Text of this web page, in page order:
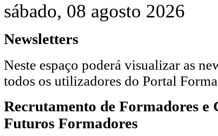
sábado, 08 agosto 2026
Newsletters
Neste espaço poderá visualizar as
todos os utilizadores do Portal
Recrutamento de Formadores e
Futuros Formadores